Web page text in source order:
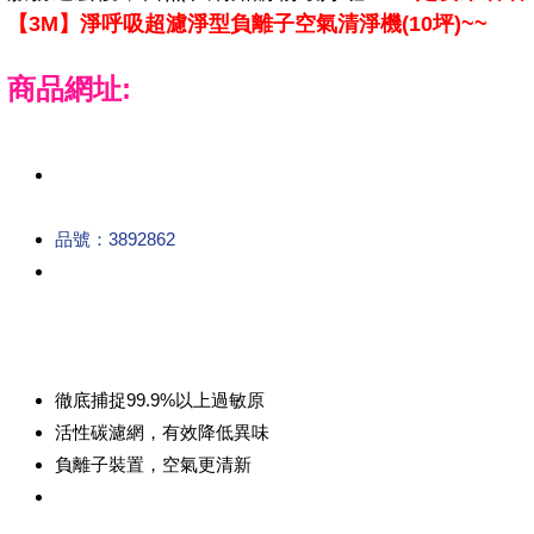
【3M】淨呼吸超濾淨型負離子空氣清淨機(10坪)~~
商品網址:
品號：3892862
徹底捕捉99.9%以上過敏原
活性碳濾網，有效降低異味
負離子裝置，空氣更清新